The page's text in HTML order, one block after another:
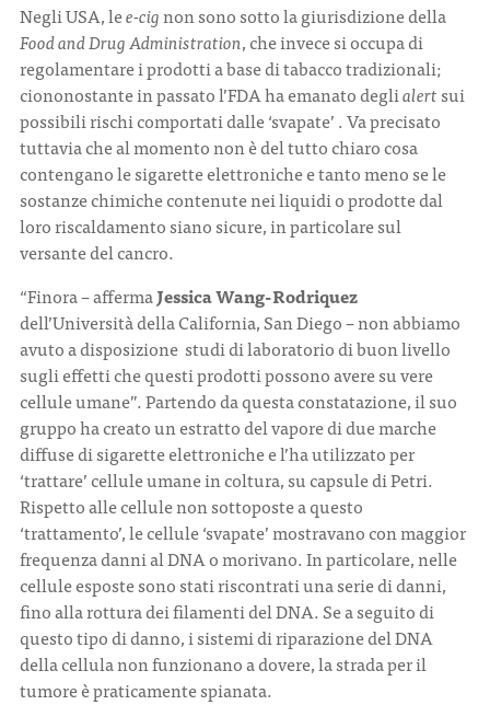
Negli USA, lee-cignon sono sotto la giurisdizione della
Food and Drug Administration, che invece si occupa di
regolamentare i prodotti a base di tabacco tradizionali;
ciononostante in passato l’FDA ha emanato deglialertsui
possibili rischi comportati dalle ‘svapate’ . Va precisato
tuttavia che al momento non è del tutto chiaro cosa
contengano le sigarette elettroniche e tanto meno se le
sostanze chimiche contenute nei liquidi o prodotte dal
loro riscaldamento siano sicure, in particolare sul
versante del cancro.
“Finora – affermaJessica Wang-Rodriquez
dell’Università della California, San Diego – non abbiamo
avuto a disposizione studi di laboratorio di buon livello
sugli effetti che questi prodotti possono avere su vere
cellule umane”. Partendo da questa constatazione, il suo
gruppo ha creato un estratto del vapore di due marche
diffuse di sigarette elettroniche e l’ha utilizzato per
‘trattare’ cellule umane in coltura, su capsule di Petri.
Rispetto alle cellule non sottoposte a questo
‘trattamento’, le cellule ‘svapate’ mostravano con maggior
frequenza danni al DNA o morivano. In particolare, nelle
cellule esposte sono stati riscontrati una serie di danni,
fino alla rottura dei filamenti del DNA. Se a seguito di
questo tipo di danno, i sistemi di riparazione del DNA
della cellula non funzionano a dovere, la strada per il
tumore è praticamente spianata.